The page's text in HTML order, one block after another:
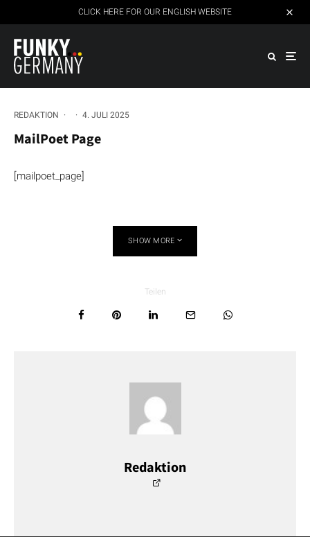
CLICK HERE FOR OUR ENGLISH WEBSITE
REDAKTION · · 4. JULI 2025
MailPoet Page
[mailpoet_page]
SHOW MORE
Teilen
Redaktion